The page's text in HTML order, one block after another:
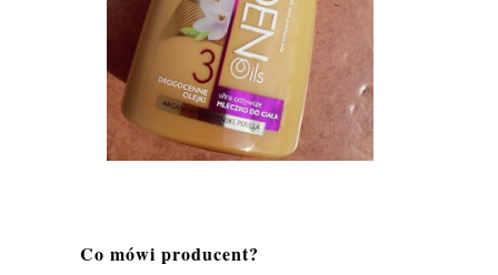
Co mówi producent?